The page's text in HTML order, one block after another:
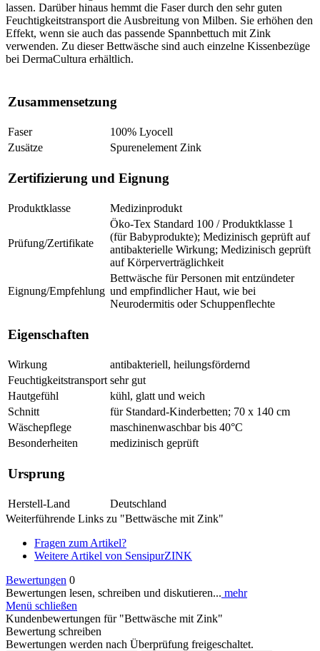
lassen. Darüber hinaus hemmt die Faser durch den sehr guten
Feuchtigkeitstransport die Ausbreitung von Milben. Sie erhöhen den
Effekt, wenn sie auch das passende Spannbettuch mit Zink
verwenden. Zu dieser Bettwäsche sind auch einzelne Kissenbezüge
bei DermaCultura erhältlich.
Zusammensetzung
Faser
100% Lyocell
Zusätze
Spurenelement Zink
Zertifizierung und Eignung
Produktklasse Medizinprodukt
Prüfung/Zertifikate
Öko-Tex Standard 100 / Produktklasse 1
(für Babyprodukte); Medizinisch geprüft auf
antibakterielle Wirkung; Medizinisch geprüft
auf Körperverträglichkeit
Eignung/Empfehlung
Bettwäsche für Personen mit entzündeter
und empfindlicher Haut, wie bei
Neurodermitis oder Schuppenflechte
Eigenschaften
Wirkung
antibakteriell, heilungsfördernd
Feuchtigkeitstransport sehr gut
Hautgefühl
kühl, glatt und weich
Schnitt
für Standard-Kinderbetten; 70 x 140 cm
Wäschepflege
maschinenwaschbar bis 40°C
Besonderheiten
medizinisch geprüft
Ursprung
Herstell-Land
Deutschland
Weiterführende Links zu "Bettwäsche mit Zink"
Fragen zum Artikel?
Weitere Artikel von SensipurZINK
Bewertungen 0
Bewertungen lesen, schreiben und diskutieren... mehr
Menü schließen
Kundenbewertungen für "Bettwäsche mit Zink"
Bewertung schreiben
Bewertungen werden nach Überprüfung freigeschaltet.